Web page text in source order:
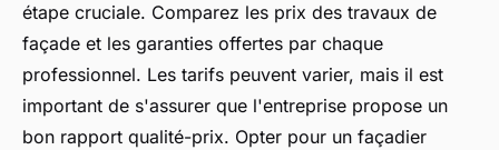
étape cruciale. Comparez les prix des travaux de
façade et les garanties offertes par chaque
professionnel. Les tarifs peuvent varier, mais il est
important de s'assurer que l'entreprise propose un
bon rapport qualité-prix. Opter pour un façadier